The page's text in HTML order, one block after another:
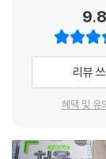
전차 천 대를 보유하
늙은이들은 편안하
감히 나를 어찌하지
기린과 봉황을 보며
당당하고 차분하게
가까이 있는 자에게
순간을 이렇게 묘사했
“미래의 작곡은 갑
이처럼 훌륭한 예
다. 어쩌면 스쳐 지
고전이나 경전도 마
9.8
리뷰
혜택 및 유